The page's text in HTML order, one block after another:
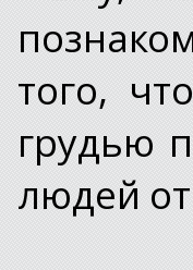
того,
грудью
людей